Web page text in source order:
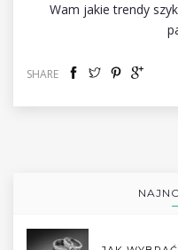
Wam jakie trendy
SHARE